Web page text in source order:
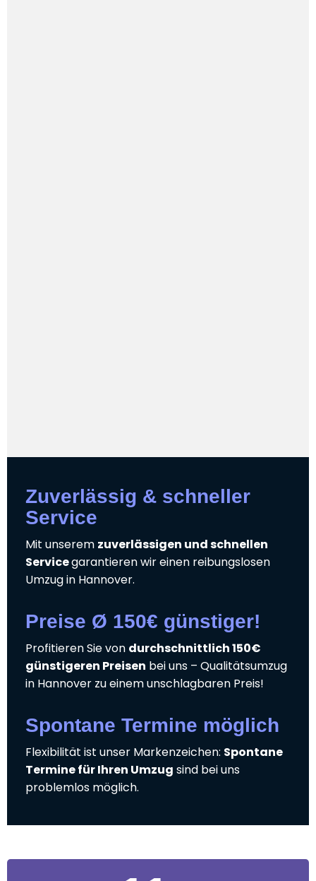
Zuverlässig & schneller
Service
Mit unserem zuverlässigen und schnellen
Servicegarantieren wir einen reibungslosen
Umzug in Hannover.
Preise Ø 150€ günstiger!
Profitieren Sie von durchschnittlich 150€
günstigeren Preisen bei uns – Qualitätsumzug
in Hannover zu einem unschlagbaren Preis!
Spontane Termine möglich
Flexibilität ist unser Markenzeichen: Spontane
Termine für Ihren Umzug sind bei uns
problemlos möglich.